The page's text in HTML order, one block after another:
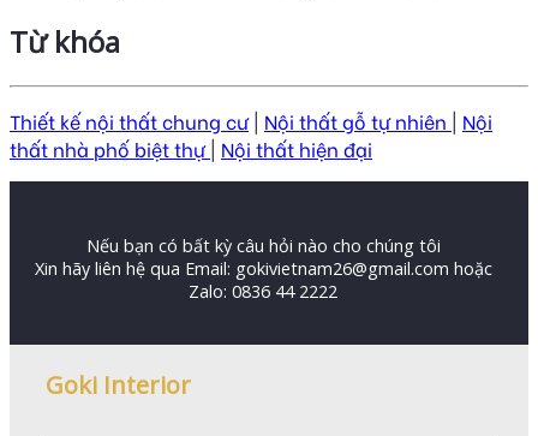
Từ khóa
Thiết kế nội thất chung cư| Nội thất gỗ tự nhiên | Nội
thất nhà phố biệt thự| Nội thất hiện đại
Nếu bạn có bất kỳ câu hỏi nào cho chúng tôi
Xin hãy liên hệ qua Email: gokivietnam26@gmail.com hoặc
Zalo: 0836 44 2222
Goki Interior